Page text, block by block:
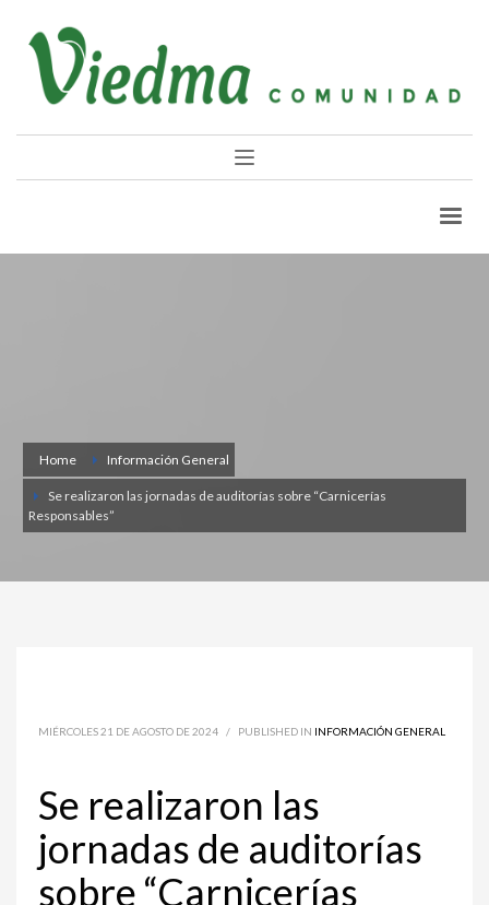
Home Información General
Se realizaron las jornadas de auditorías sobre “Carnicerías
Responsables”
MIÉRCOLES 21 DE AGOSTO DE 2024 / PUBLISHED IN INFORMACIÓN GENERAL
Se realizaron las
jornadas de auditorías
sobre “Carnicerías